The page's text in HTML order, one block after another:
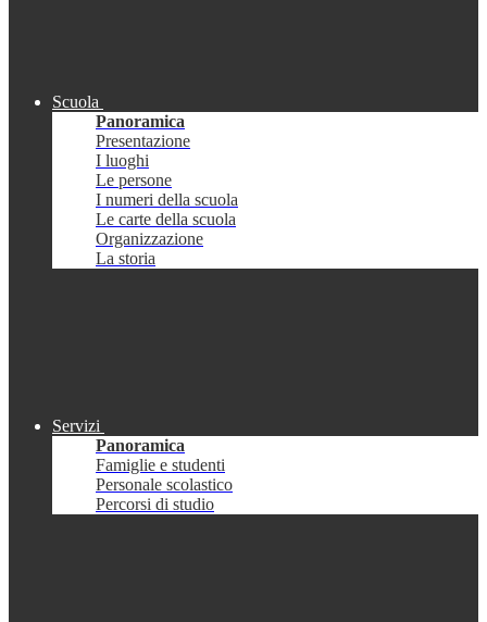
Scuola
Panoramica
Presentazione
I luoghi
Le persone
I numeri della scuola
Le carte della scuola
Organizzazione
La storia
Servizi
Panoramica
Famiglie e studenti
Personale scolastico
Percorsi di studio